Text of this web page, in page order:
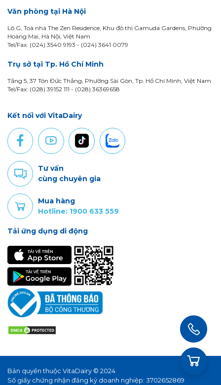
Văn phòng tại Hà Nội
Lô G, Toà nhà The Zen Residence, Khu đô thị Gamuda Gardens, Phường
Hoàng Mai, Hà Nội, Việt Nam
Tel/Fax: (024) 3540 9193 - (024) 3641 0079
Trụ sở tại Tp. Hồ Chí Minh
Tầng 5, 37 Tôn Đức Thắng, Phường Sài Gòn, Tp. Hồ Chí Minh, Việt Nam
Tel/Fax: (028) 39152 111 - (028) 36369658
Kết nối với VitaDairy
Tư vấn
cùng chuyên gia
Mua hàng
Hotline: 1900 633 559
Tải ứng dụng di động
Bản quyền thuộc VitaDairy © 2024
Số giấy chứng nhận đăng ký doanh nghiệp: 3702652869